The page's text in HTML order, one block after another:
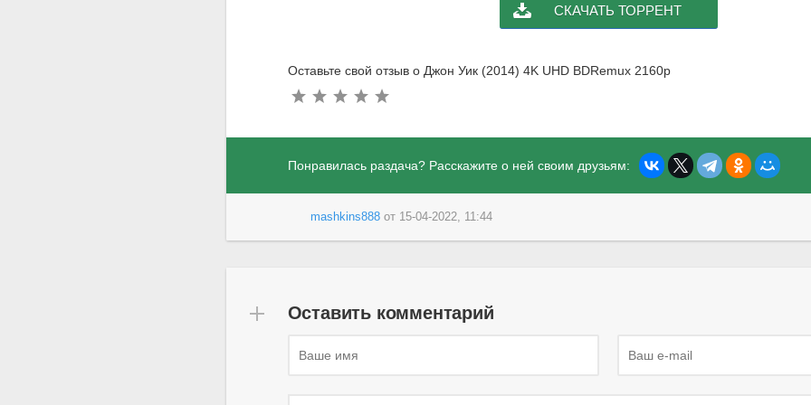
СКАЧАТЬ ТОРРЕНТ
Оставьте свой отзыв о Джон Уик (2014) 4K UHD BDRemux 2160p
Понравилась раздача? Расскажите о ней своим друзьям:
mashkins888от 15-04-2022, 11:44
Оставить комментарий